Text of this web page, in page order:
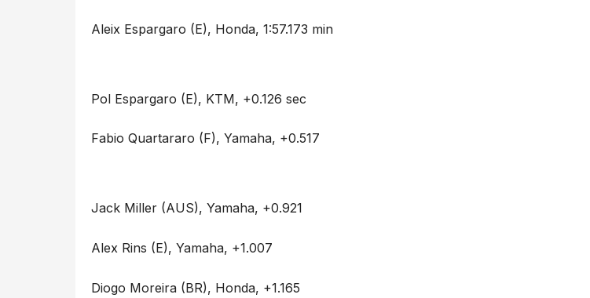
Aleix Espargaro (E), Honda, 1:57.173 min
Pol Espargaro (E), KTM, +0.126 sec
Fabio Quartararo (F), Yamaha, +0.517
Jack Miller (AUS), Yamaha, +0.921
Alex Rins (E), Yamaha, +1.007
Diogo Moreira (BR), Honda, +1.165